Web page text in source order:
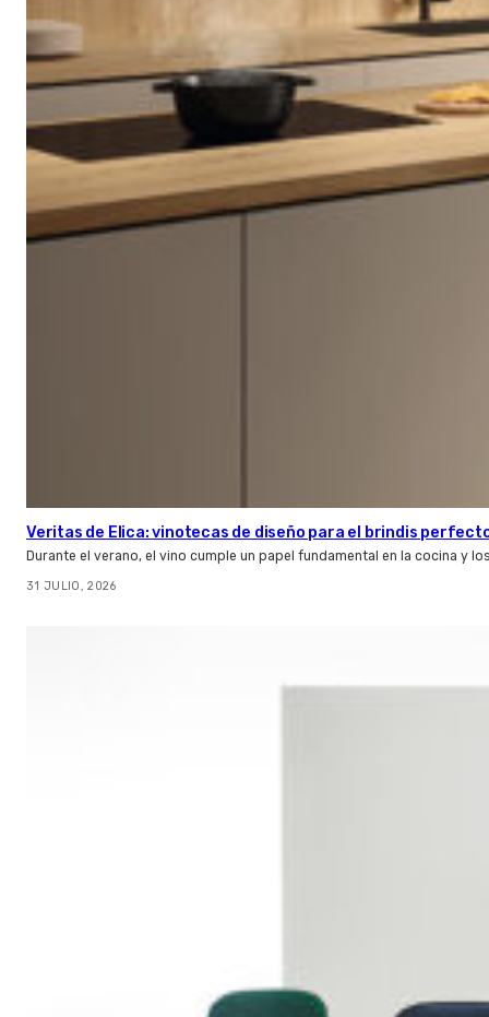
Veritas de Elica: vinotecas de diseño para el brindis
Durante el verano, el vino cumple un papel fundamental en la cocina y
31 JULIO, 2026